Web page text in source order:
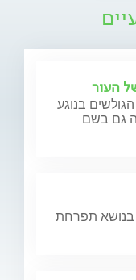
העור
בנוגע
גם בשם
בנושא תפרחת